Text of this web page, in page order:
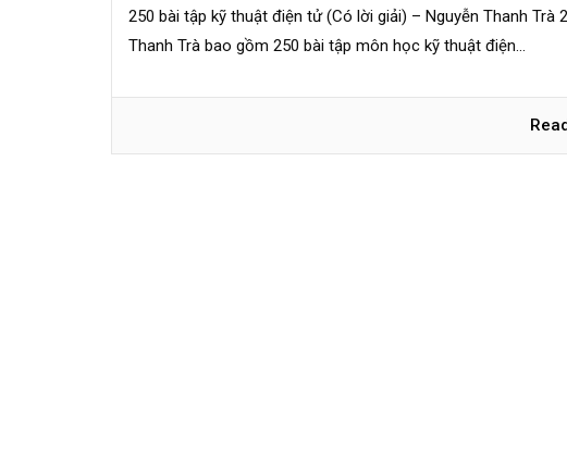
250 bài tập kỹ thuật điện tử (Có lời giải) – Nguyễn Thanh
Thanh Trà bao gồm 250 bài tập môn học kỹ thuật điện...